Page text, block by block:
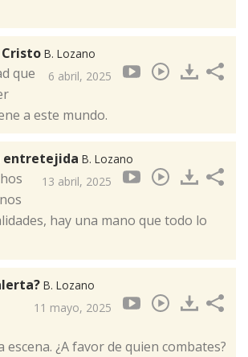
Cristo B. Lozano
6 abril, 2025
que
a este mundo.
entretejida B. Lozano
13 abril, 2025
hay una mano que todo lo
B. Lozano
11 mayo, 2025
escena. ¿A favor de quien combates?